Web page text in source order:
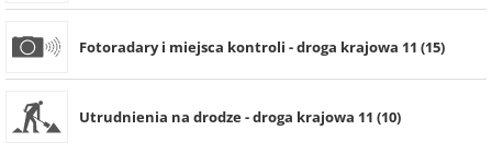
Fotoradary i miejsca kontroli - droga krajowa 11 (15)
Utrudnienia na drodze - droga krajowa 11 (10)